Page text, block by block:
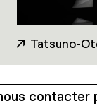
Tatsuno-
contacter